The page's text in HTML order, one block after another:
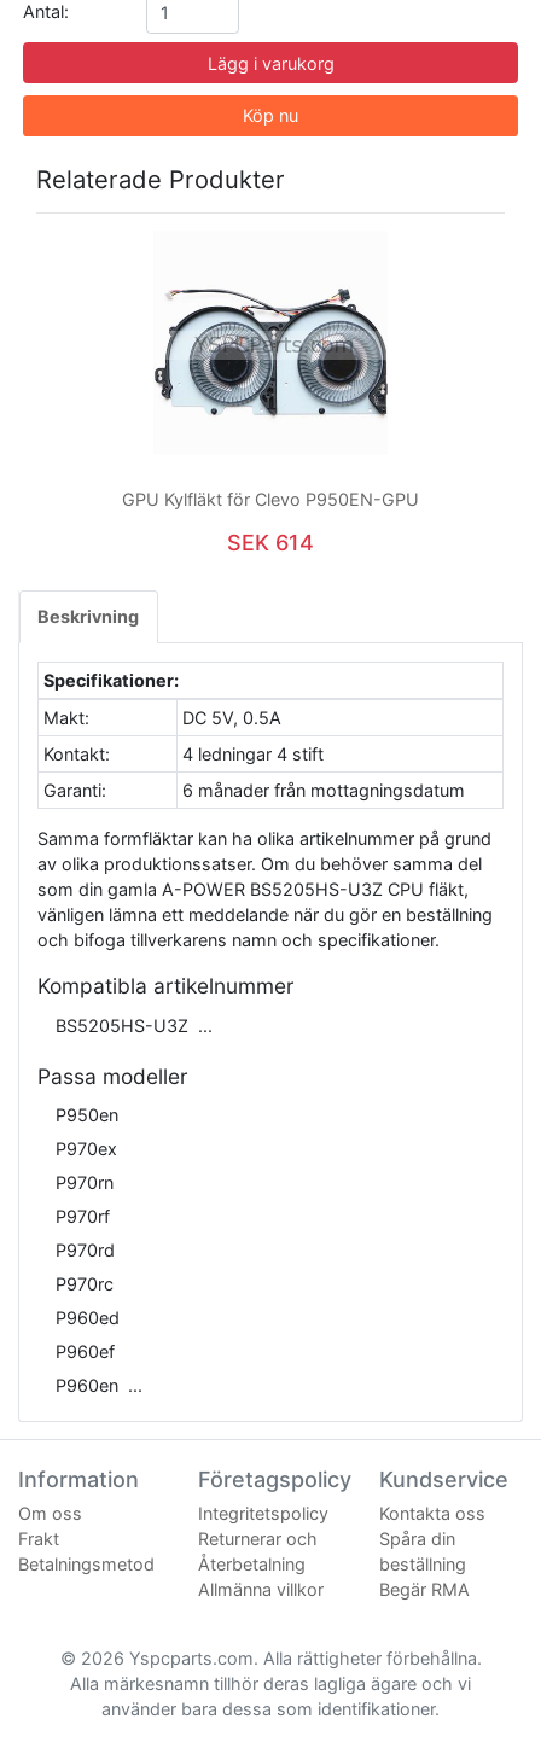
Antal:
Lägg i varukorg
Köp nu
Relaterade Produkter
GPU Kylfläkt för Clevo P950EN-GPU
SEK 614
Beskrivning
Specifikationer:
Makt:
DC 5V, 0.5A
Kontakt:
4 ledningar 4 stift
Garanti:
6 månader från mottagningsdatum
Samma formfläktar kan ha olika artikelnummer på grund
av olika produktionssatser. Om du behöver samma del
som din gamla A-POWER BS5205HS-U3Z CPU fläkt,
vänligen lämna ett meddelande när du gör en beställning
och bifoga tillverkarens namn och specifikationer.
Kompatibla artikelnummer
BS5205HS-U3Z
Passa modeller
P950en
P970ex
P970rn
P970rf
P970rd
P970rc
P960ed
P960ef
P960en
Information
Om oss
Frakt
Betalningsmetod
Företagspolicy
Integritetspolicy
Returnerar och
Återbetalning
Allmänna villkor
Kundservice
Kontakta oss
Spåra din
beställning
Begär RMA
© 2026 Yspcparts.com. Alla rättigheter förbehållna.
Alla märkesnamn tillhör deras lagliga ägare och vi
använder bara dessa som identifikationer.